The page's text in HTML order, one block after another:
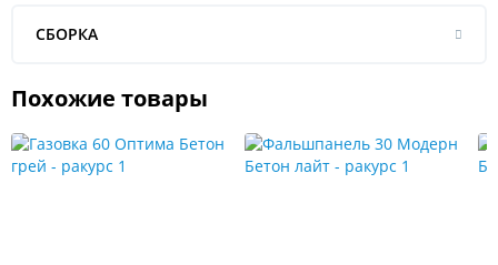
СБОРКА
Похожие товары